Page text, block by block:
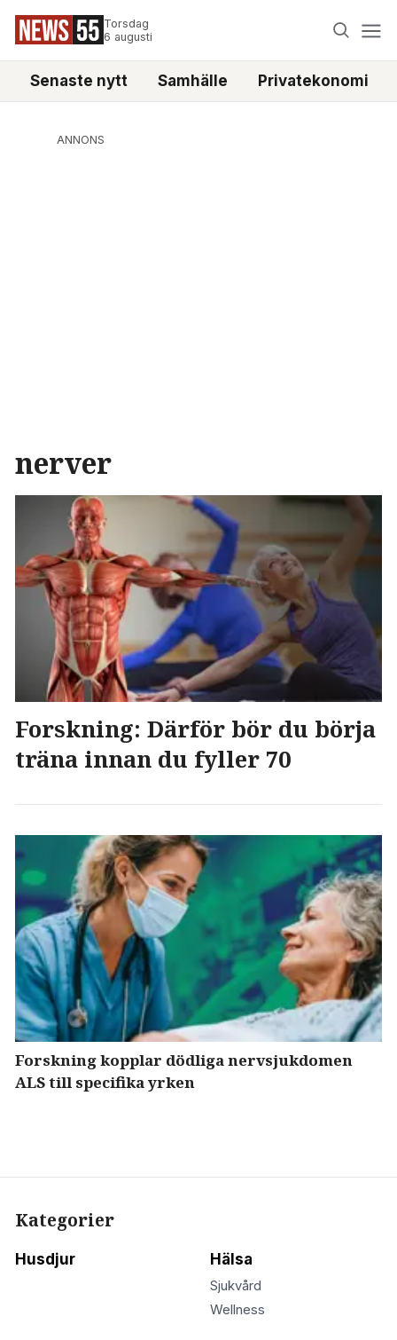
Torsdag
6 augusti
Senaste nytt Samhälle Privatekonomi
ANNONS
nerver
Forskning: Därför bör du börja
träna innan du fyller 70
Forskning kopplar dödliga nervsjukdomen
ALS till specifika yrken
Kategorier
Husdjur Hälsa
Sjukvård
Wellness